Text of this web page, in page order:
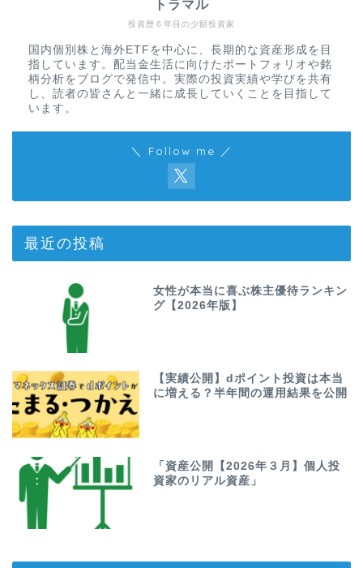
投資歴６年目の少額投資家
トラマル
国内個別株と海外ETFを中心に、長期的な資産形成を目
指しています。配当金生活に向けたポートフォリオや銘
柄分析をブログで発信中。実際の投資実績や学びを共有
し、読者の皆さんと一緒に成長していくことを目指して
います。
＼ Follow me ／
最近の投稿
女性が本当に喜ぶ株主優待ランキン
グ【2026年版】
【実績公開】dポイント投資は本当
に増える？半年間の運用結果を公開
「資産公開【2026年３月】個人投
資家のリアル資産」